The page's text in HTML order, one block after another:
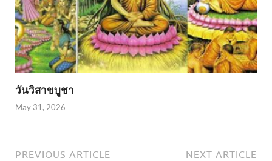
วันวิสาขบูชา
May 31, 2026
PREVIOUS ARTICLE NEXT ARTICLE